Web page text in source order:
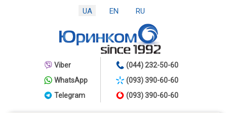
UA EN RU
Viber
WhatsApp
Telegram
(044) 232-50-60
(093) 390-60-60
(093) 390-60-60